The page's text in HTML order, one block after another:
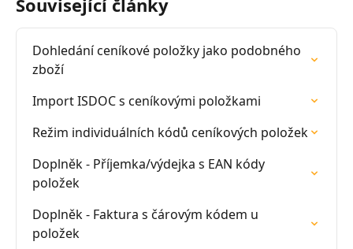
Související články
Dohledání ceníkové položky jako podobného
zboží
Import ISDOC s ceníkovými položkami
Režim individuálních kódů ceníkových položek
Doplněk - Příjemka/výdejka s EAN kódy
položek
Doplněk - Faktura s čárovým kódem u
položek